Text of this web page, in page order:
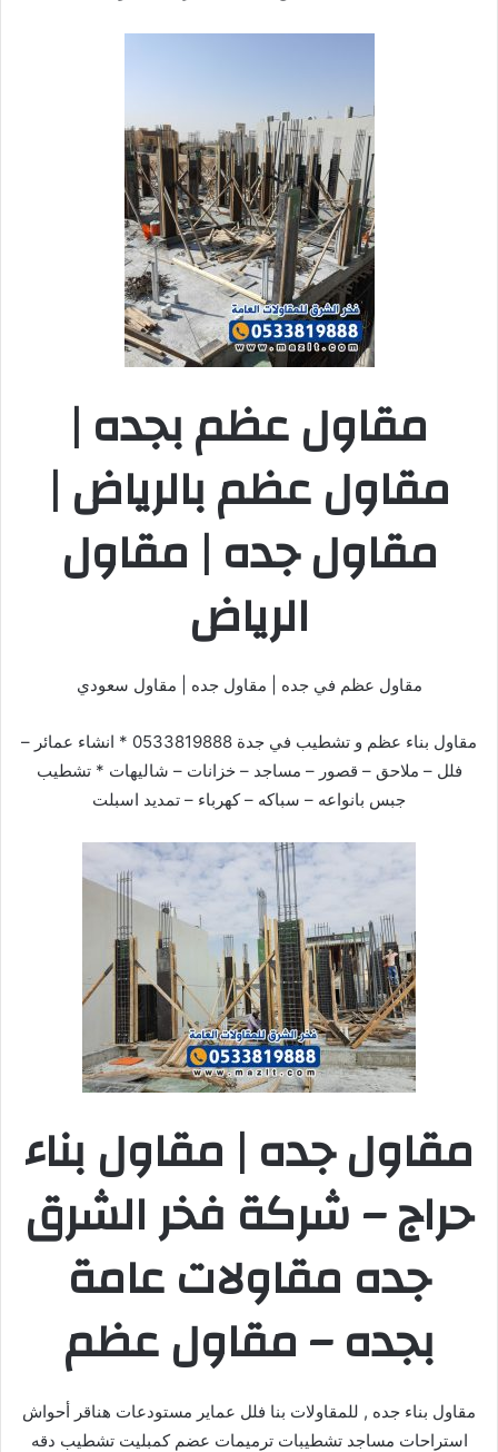
مقاول عظم بجده |
مقاول عظم بالرياض |
مقاول جده | مقاول
الرياض
مقاول عظم في جده | مقاول جده | مقاول سعودي
مقاول بناء عظم و تشطيب في جدة 0533819888 * انشاء عمائر –
فلل – ملاحق – قصور – مساجد – خزانات – شاليهات * تشطيب
جبس بانواعه – سباكه – كهرباء – تمديد اسبلت
مقاول جده | مقاول بناء
حراج – شركة فخر الشرق
جده مقاولات عامة
بجده – مقاول عظم
مقاول بناء جده , للمقاولات بنا فلل عماير مستودعات هناقر أحواش
استراحات مساجد تشطيبات ترميمات عضم كمبليت تشطيب دقه